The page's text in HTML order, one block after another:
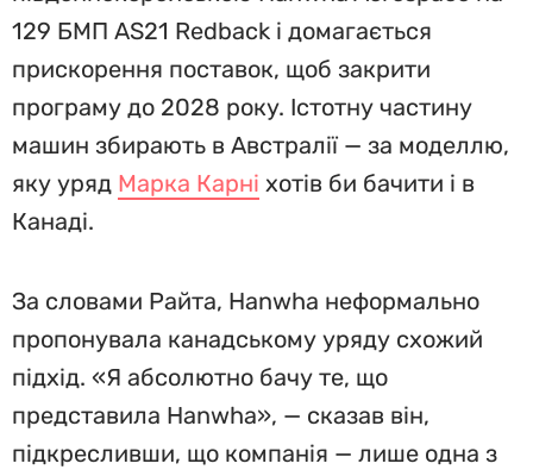
129 БМП AS21 Redback і домагається
прискорення поставок, щоб закрити
програму до 2028 року. Істотну частину
машин збирають в Австралії — за моделлю,
яку уряд Марка Карні хотів би бачити і в
Канаді.
За словами Райта, Hanwha неформально
пропонувала канадському уряду схожий
підхід. «Я абсолютно бачу те, що
представила Hanwha», — сказав він,
підкресливши, що компанія — лише одна з